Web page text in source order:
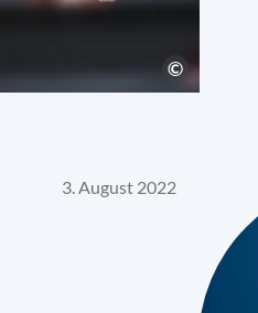
3. August 2022